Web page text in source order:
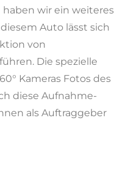
wir ein weiteres
Auto lässt sich
von
Die spezielle
Kameras Fotos des
diese Aufnahme-
als Auftraggeber